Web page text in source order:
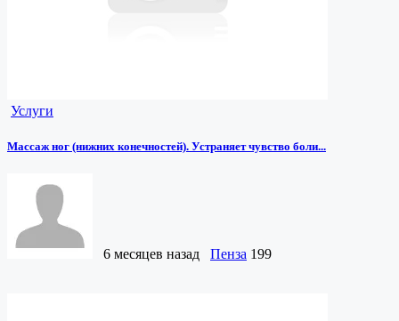
Услуги
Массаж ног (нижних конечностей). Устраняет чувство боли...
6 месяцев назад Пенза 199